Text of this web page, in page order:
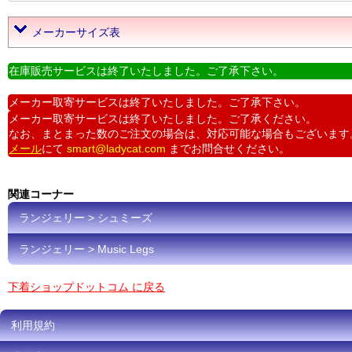
メーカーサイズ表
在庫販売サービスは終了いたしました。ご了承下さい。
メーカー取寄サービスは終了いたしました。ご了承下さい。
メーカー取寄サービスは終了いたしました。ご了承ください。
なお、まとまった数のご注文の場合は、対応可能な場合もございます
メールにて smart@ladycat.com までお問合せください。
関連コーナー
ランジェリー > シュミーズ
ランジェリー > Music Legs
下着ショップドットコム に戻る
利用規約